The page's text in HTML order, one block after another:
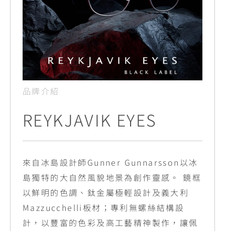
品牌介紹
REYKJAVIK EYES
來自冰島設計師Gunner Gunnarsson以冰
島獨特的大自然風貌地景為創作靈感。 鏡框
以鮮明的色調、鈦金屬極輕設計及義大利
Mazzucchelli板材；專利無螺絲結構設
計，以豐富的色彩及高工藝精神製作，讓佩